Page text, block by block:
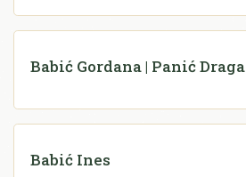
Babić Gordana | Panić Draga
Babić Ines